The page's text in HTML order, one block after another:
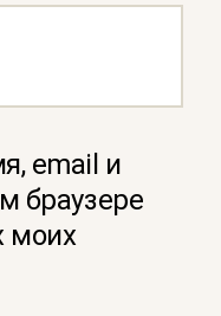
email и
браузере
моих